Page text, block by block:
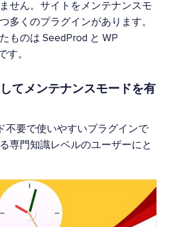
せん。サイトをメンテナンスモ
多くのプラグインがあります。
ものは SeedProd と WP
す。
てメンテナンスモードを有
不要で使いやすいプラグインで
専門知識レベルのユーザーにと